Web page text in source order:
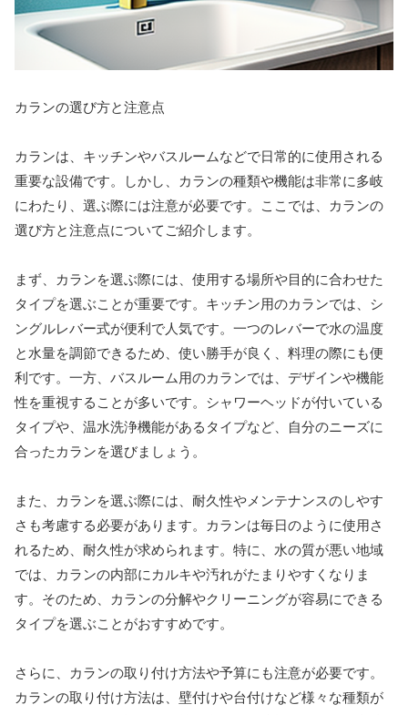
カランの選び方と注意点
カランは、キッチンやバスルームなどで日常的に使用される
重要な設備です。しかし、カランの種類や機能は非常に多岐
にわたり、選ぶ際には注意が必要です。ここでは、カランの
選び方と注意点についてご紹介します。
まず、カランを選ぶ際には、使用する場所や目的に合わせた
タイプを選ぶことが重要です。キッチン用のカランでは、シ
ングルレバー式が便利で人気です。一つのレバーで水の温度
と水量を調節できるため、使い勝手が良く、料理の際にも便
利です。一方、バスルーム用のカランでは、デザインや機能
性を重視することが多いです。シャワーヘッドが付いている
タイプや、温水洗浄機能があるタイプなど、自分のニーズに
合ったカランを選びましょう。
また、カランを選ぶ際には、耐久性やメンテナンスのしやす
さも考慮する必要があります。カランは毎日のように使用さ
れるため、耐久性が求められます。特に、水の質が悪い地域
では、カランの内部にカルキや汚れがたまりやすくなりま
す。そのため、カランの分解やクリーニングが容易にできる
タイプを選ぶことがおすすめです。
さらに、カランの取り付け方法や予算にも注意が必要です。
カランの取り付け方法は、壁付けや台付けなど様々な種類が